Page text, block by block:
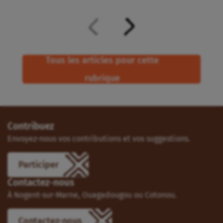
Tous les articles pour cette
rubrique
Contribuez
Envoyez-nous vos contributions et vos suggestions.
Participer
Contactez-nous
À Nogent-sur-Marne, Ouagadougou ou Cotonou.